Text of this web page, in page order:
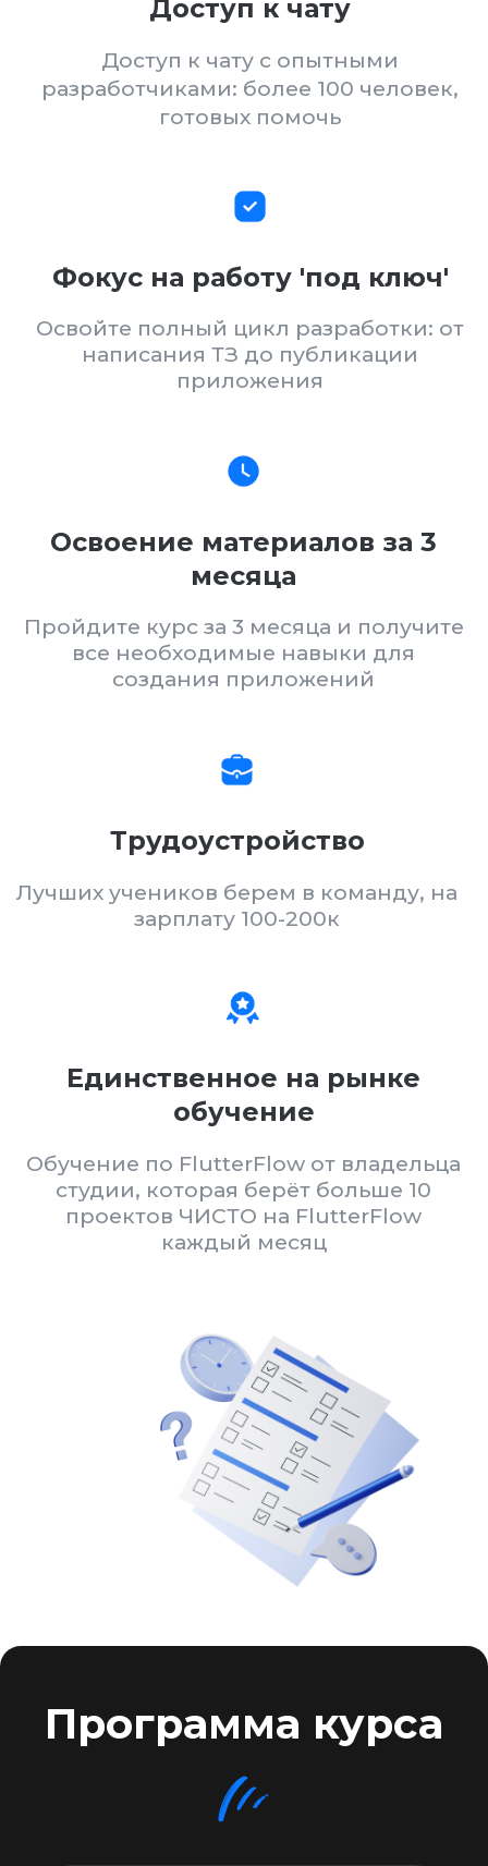
Освоение материалов за 3
Пройдите курс за 3 месяца и получите
все необходимые навыки для
Трудоустройство
Единственное на рынке
обучение
Обучение по FlutterFlow от владельца
студии, которая берёт больше 10
проектов ЧИСТО на FlutterFlow
Программа курса
задание (ТЗ)
Превратим абстрактную идею
в структурированный
Рассчитаем стоимость работы
(чтобы не продешевить)
Покажу, как повысить